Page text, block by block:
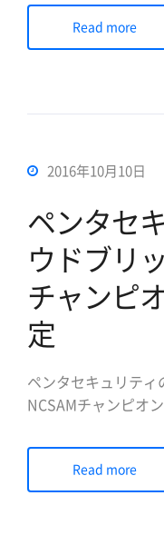
Webサイトセキュリ
データベース暗号
ンタセキュリティシ
Read more
2016年10月10日
ペンタセ
ウドブリ
チャンピ
定
ペンタセキュリティ
NCSAMチャンピオ
通じて情報セキュリ
暗号化とWebセキ
ティシステムズ株式
Read more